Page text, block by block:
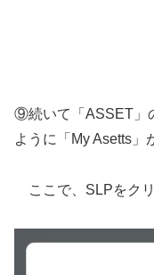
⑨続いて「ASSET」
ように「My Asetts」
ここで、SLPをクリ